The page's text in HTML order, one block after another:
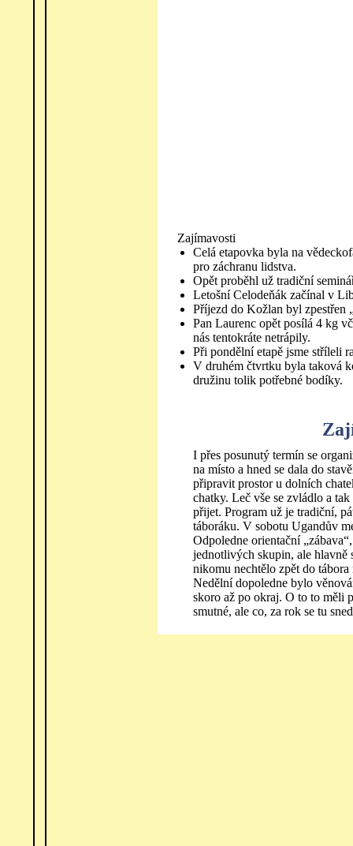
Zajímavosti
Celá etapovka byla na
pro záchranu lidstva.
Opět proběhl už tradiční
Letošní Celodeňák začínal v
Příjezd do Kožlan byl zpestřen
Pan Laurenc opět posílá 4 kg
nás tentokráte netrápily.
Při pondělní etapě jsme stříleli
V druhém čtvrtku byla taková
družinu tolik potřebné bodíky.
I přes posunutý termín se
na místo a hned se dala do
připravit prostor u dolních
chatky. Leč vše se zvládlo a
přijet. Program už je tradiční,
táboráku. V sobotu Ugandův
Odpoledne orientační
jednotlivých skupin, ale hlavně
nikomu nechtělo zpět do
Nedělní dopoledne bylo
skoro až po okraj. O to to měli
smutné, ale co, za rok se tu